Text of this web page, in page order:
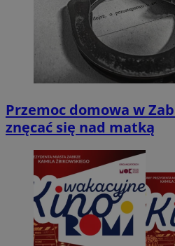
Przemoc domowa w
znęcać się nad matką